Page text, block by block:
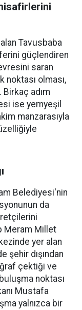
Tavusbaba
güçlendiren
saran
olması,
Birkaç adım
ise yemyeşil
manzarasıyla
Belediyesi'nin
da
Meram Millet
yer alan
şehir dışından
çektiği ve
noktası
Mustafa
yalnızca bir